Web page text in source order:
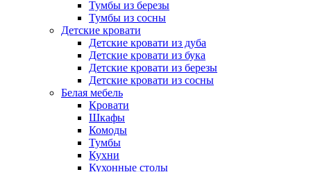
Тумбы из березы
Тумбы из сосны
Детские кровати
Детские кровати из дуба
Детские кровати из бука
Детские кровати из березы
Детские кровати из сосны
Белая мебель
Кровати
Шкафы
Комоды
Тумбы
Кухни
Кухонные столы